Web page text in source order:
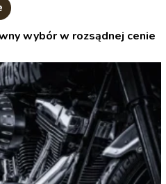
wybór w rozsądnej cenie